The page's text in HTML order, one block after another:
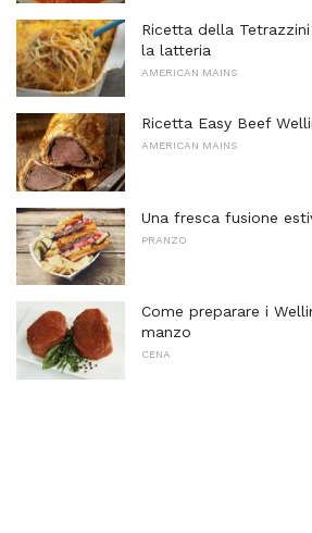
Ricetta della
la latteria
AMERICAN MAINS
Ricetta Easy Beef
AMERICAN MAINS
Una fresca fusione
PRANZO
Come preparare i
manzo
CENA